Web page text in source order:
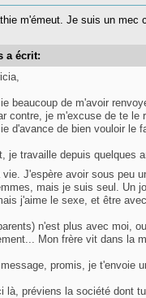
m'émeut. Je suis un mec
a écrit:
beaucoup de m'avoir
contre, je m'excuse de te le
d'avance de bien vouloir le
je travaille depuis quelques
vie. J'espère avoir sous peu
mais je suis seul. Un
j'aime le sexe, et être
n'est plus avec moi,
Mon frère vit dans la
promis, je t'envoie
là, préviens la société dont